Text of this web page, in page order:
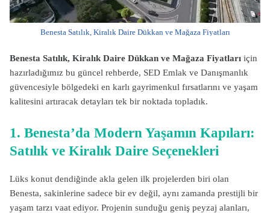
Benesta Satılık, Kiralık Daire Dükkan ve Mağaza Fiyatları
Benesta Satılık, Kiralık Daire Dükkan ve Mağaza Fiyatları için
hazırladığımız bu güncel rehberde, SED Emlak ve Danışmanlık
güvencesiyle bölgedeki en karlı gayrimenkul fırsatlarını ve yaşam
kalitesini artıracak detayları tek bir noktada topladık.
1. Benesta’da Modern Yaşamın Kapıları:
Satılık ve Kiralık Daire Seçenekleri
Lüks konut dendiğinde akla gelen ilk projelerden biri olan
Benesta, sakinlerine sadece bir ev değil, aynı zamanda prestijli bir
yaşam tarzı vaat ediyor. Projenin sunduğu geniş peyzaj alanları,